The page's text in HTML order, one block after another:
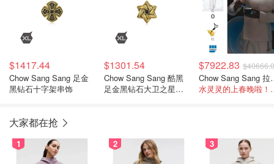
$1417.44
Chow Sang Sang 足金
黑钻石十字架串饰
$1301.54
Chow Sang Sang 酷黑
足金黑钻石大卫之星串
$7922.83
Chow
水灵灵
大家都在抢
1 2 3